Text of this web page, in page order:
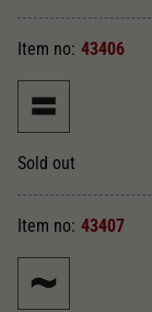
Item no: 43406
Sold out
Item no: 43407
Zweck